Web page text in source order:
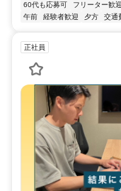
60代も応募可
フリーター歓迎
午前
経験者歓迎 夕方 交通
正社員